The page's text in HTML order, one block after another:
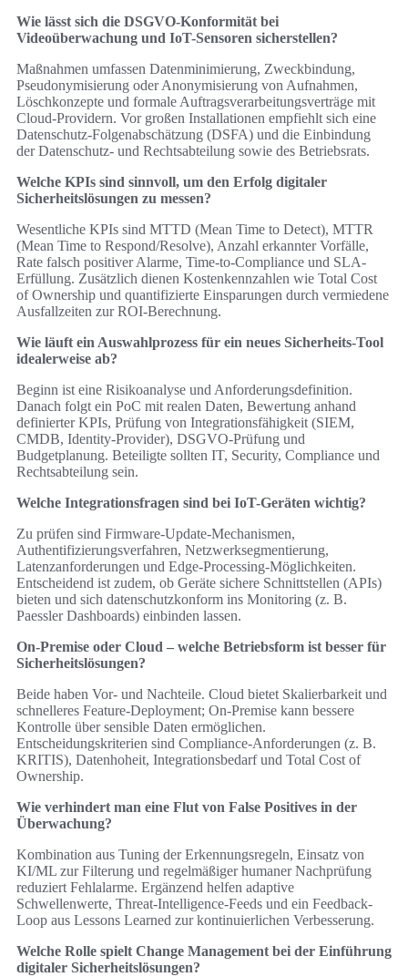
Wie lässt sich die DSGVO-Konformität bei
Videoüberwachung und IoT-Sensoren sicherstellen?
Maßnahmen umfassen Datenminimierung, Zweckbindung,
Pseudonymisierung oder Anonymisierung von Aufnahmen,
Löschkonzepte und formale Auftragsverarbeitungsverträge mit
Cloud-Providern. Vor großen Installationen empfiehlt sich eine
Datenschutz-Folgenabschätzung (DSFA) und die Einbindung
der Datenschutz- und Rechtsabteilung sowie des Betriebsrats.
Welche KPIs sind sinnvoll, um den Erfolg digitaler
Sicherheitslösungen zu messen?
Wesentliche KPIs sind MTTD (Mean Time to Detect), MTTR
(Mean Time to Respond/Resolve), Anzahl erkannter Vorfälle,
Rate falsch positiver Alarme, Time-to-Compliance und SLA-
Erfüllung. Zusätzlich dienen Kostenkennzahlen wie Total Cost
of Ownership und quantifizierte Einsparungen durch vermiedene
Ausfallzeiten zur ROI-Berechnung.
Wie läuft ein Auswahlprozess für ein neues Sicherheits-Tool
idealerweise ab?
Beginn ist eine Risikoanalyse und Anforderungsdefinition.
Danach folgt ein PoC mit realen Daten, Bewertung anhand
definierter KPIs, Prüfung von Integrationsfähigkeit (SIEM,
CMDB, Identity-Provider), DSGVO-Prüfung und
Budgetplanung. Beteiligte sollten IT, Security, Compliance und
Rechtsabteilung sein.
Welche Integrationsfragen sind bei IoT-Geräten wichtig?
Zu prüfen sind Firmware-Update-Mechanismen,
Authentifizierungsverfahren, Netzwerksegmentierung,
Latenzanforderungen und Edge-Processing-Möglichkeiten.
Entscheidend ist zudem, ob Geräte sichere Schnittstellen (APIs)
bieten und sich datenschutzkonform ins Monitoring (z. B.
Paessler Dashboards) einbinden lassen.
On-Premise oder Cloud – welche Betriebsform ist besser für
Sicherheitslösungen?
Beide haben Vor- und Nachteile. Cloud bietet Skalierbarkeit und
schnelleres Feature-Deployment; On-Premise kann bessere
Kontrolle über sensible Daten ermöglichen.
Entscheidungskriterien sind Compliance-Anforderungen (z. B.
KRITIS), Datenhoheit, Integrationsbedarf und Total Cost of
Ownership.
Wie verhindert man eine Flut von False Positives in der
Überwachung?
Kombination aus Tuning der Erkennungsregeln, Einsatz von
KI/ML zur Filterung und regelmäßiger humaner Nachprüfung
reduziert Fehlalarme. Ergänzend helfen adaptive
Schwellenwerte, Threat-Intelligence-Feeds und ein Feedback-
Loop aus Lessons Learned zur kontinuierlichen Verbesserung.
Welche Rolle spielt Change Management bei der Einführung
digitaler Sicherheitslösungen?